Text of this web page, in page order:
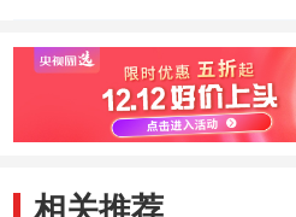
动物
相关推荐